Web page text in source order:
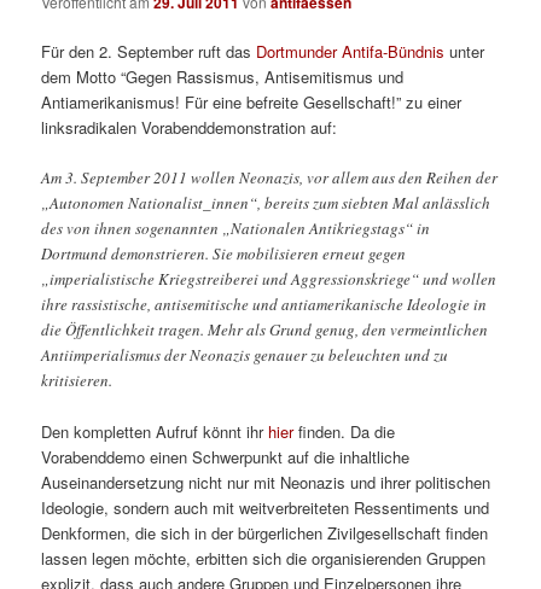
Für den 2. September ruft das Dortmunder Antifa-Bündnis unter
dem Motto “Gegen Rassismus, Antisemitismus und
Antiamerikanismus! Für eine befreite Gesellschaft!” zu einer
linksradikalen Vorabenddemonstration auf:
Am 3. September 2011 wollen Neonazis, vor allem aus den Reihen der
„Autonomen Nationalist_innen“, bereits zum siebten Mal anlässlich
des von ihnen sogenannten „Nationalen Antikriegstags“ in
Dortmund demonstrieren. Sie mobilisieren erneut gegen
„imperialistische Kriegstreiberei und Aggressionskriege“ und wollen
ihre rassistische, antisemitische und antiamerikanische Ideologie in
die Öffentlichkeit tragen. Mehr als Grund genug, den vermeintlichen
Antiimperialismus der Neonazis genauer zu beleuchten und zu
kritisieren.
Den kompletten Aufruf könnt ihr hierfinden. Da die
Vorabenddemo einen Schwerpunkt auf die inhaltliche
Auseinandersetzung nicht nur mit Neonazis und ihrer politischen
Ideologie, sondern auch mit weitverbreiteten Ressentiments und
Denkformen, die sich in der bürgerlichen Zivilgesellschaft finden
lassen legen möchte, erbitten sich die organisierenden Gruppen
explizit, dass auch andere Gruppen und Einzelpersonen ihre